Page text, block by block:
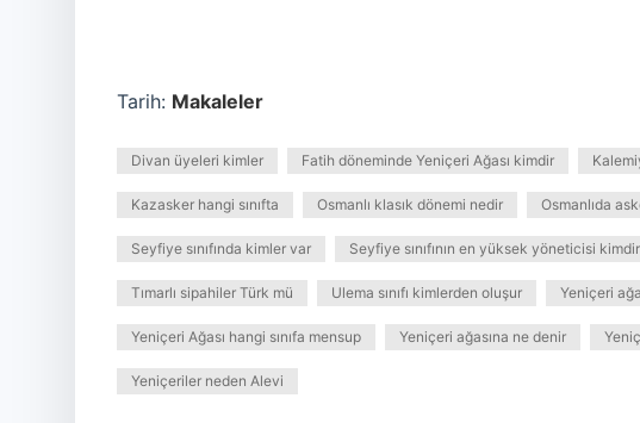
Tarih: Makaleler
Divan üyeleri kimler Fatih döneminde Yeniçeri Ağası kimdir
Kazasker hangi sınıfta Osmanlı klasık dönemi nedir Osmanlıda
Seyfiye sınıfında kimler var Seyfiye sınıfının en yüksek yöneticisi kimdir
Tımarlı sipahiler Türk mü Ulema sınıfı kimlerden oluşur Yeniçeri
Yeniçeri Ağası hangi sınıfa mensup Yeniçeri ağasına ne denir
Yeniçeriler neden Alevi